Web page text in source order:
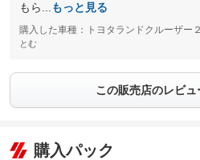
もら...
もっと見る
購入した車種：トヨタランドクルーザー
とむ
この販売店のレビ
購入パック